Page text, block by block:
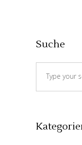
Suche